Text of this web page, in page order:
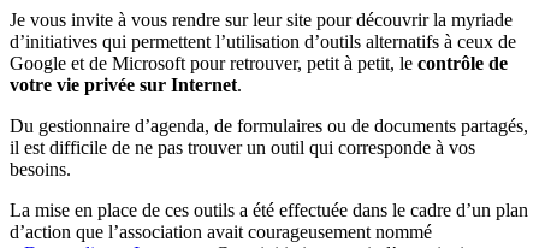
Je vous invite à vous rendre sur leur site pour découvrir la myriade
d’initiatives qui permettent l’utilisation d’outils alternatifs à ceux de
Google et de Microsoft pour retrouver, petit à petit, le contrôle de
votre vie privée sur Internet.
Du gestionnaire d’agenda, de formulaires ou de documents partagés,
il est difficile de ne pas trouver un outil qui corresponde à vos
besoins.
La mise en place de ces outils a été effectuée dans le cadre d’un plan
d’action que l’association avait courageusement nommé